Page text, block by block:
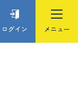
ログイン